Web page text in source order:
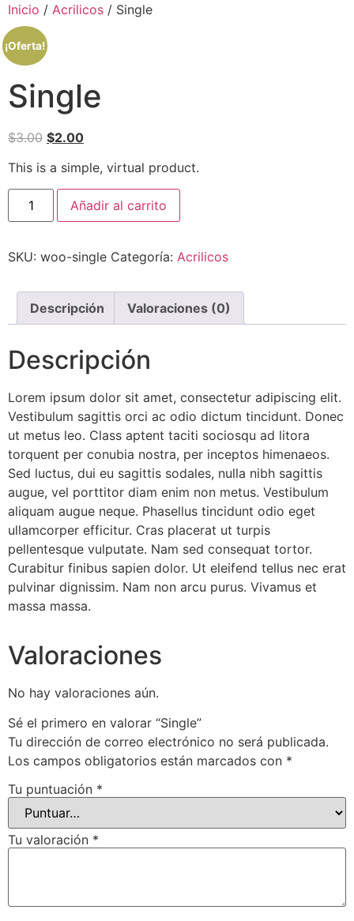
Inicio / Acrilicos / Single
¡Oferta!
Single
$3.00 $2.00
This is a simple, virtual product.
Añadir al carrito
SKU: woo-single Categoría: Acrilicos
Descripción Valoraciones (0)
Descripción
Lorem ipsum dolor sit amet, consectetur adipiscing elit.
Vestibulum sagittis orci ac odio dictum tincidunt. Donec
ut metus leo. Class aptent taciti sociosqu ad litora
torquent per conubia nostra, per inceptos himenaeos.
Sed luctus, dui eu sagittis sodales, nulla nibh sagittis
augue, vel porttitor diam enim non metus. Vestibulum
aliquam augue neque. Phasellus tincidunt odio eget
ullamcorper efficitur. Cras placerat ut turpis
pellentesque vulputate. Nam sed consequat tortor.
Curabitur finibus sapien dolor. Ut eleifend tellus nec erat
pulvinar dignissim. Nam non arcu purus. Vivamus et
massa massa.
Valoraciones
No hay valoraciones aún.
Sé el primero en valorar “Single”
Tu dirección de correo electrónico no será publicada.
Los campos obligatorios están marcados con *
Tu puntuación *
Tu valoración *